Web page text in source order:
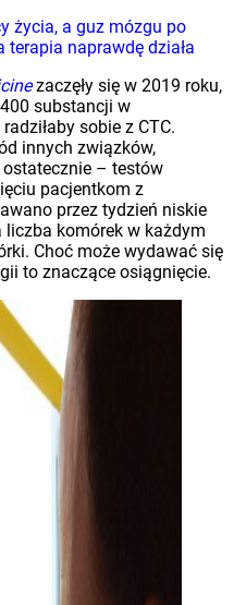
życia, a guz mózgu po
terapia naprawdę działa
zaczęły się w 2019 roku,
substancji w
sobie z CTC.
innych związków,
– testów
pacjentkom z
przez tydzień niskie
liczba komórek w każdym
Choć może wydawać się
to znaczące osiągnięcie.